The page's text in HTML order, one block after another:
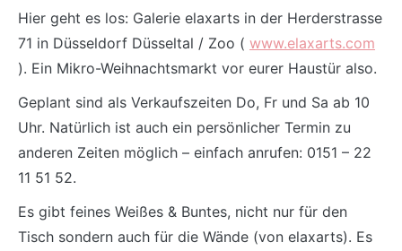
Hier geht es los: Galerie elaxarts in der Herderstrasse
71 in Düsseldorf Düsseltal / Zoo ( www.elaxarts.com
). Ein Mikro-Weihnachtsmarkt vor eurer Haustür also.
Geplant sind als Verkaufszeiten Do, Fr und Sa ab 10
Uhr. Natürlich ist auch ein persönlicher Termin zu
anderen Zeiten möglich – einfach anrufen: 0151 – 22
11 51 52.
Es gibt feines Weißes & Buntes, nicht nur für den
Tisch sondern auch für die Wände (von elaxarts). Es